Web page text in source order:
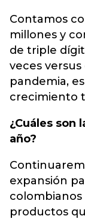
Contamos
millones y
de triple
veces
pandemia,
crecimiento
¿Cuáles son
año?
expansión
productos